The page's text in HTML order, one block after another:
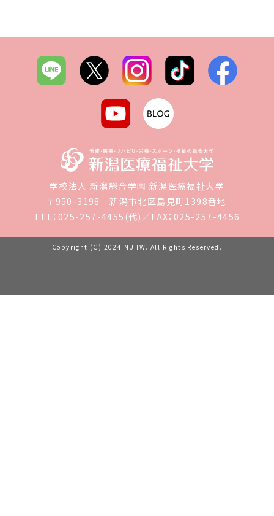
学校法人 新潟総合学園 新潟医療福祉大学
〒950-3198 新潟市北区島見町1398番地
TEL：025-257-4455(代)／FAX： 025-257-4456
Copyright (C) 2024 NUHW. All Rights Reserved.